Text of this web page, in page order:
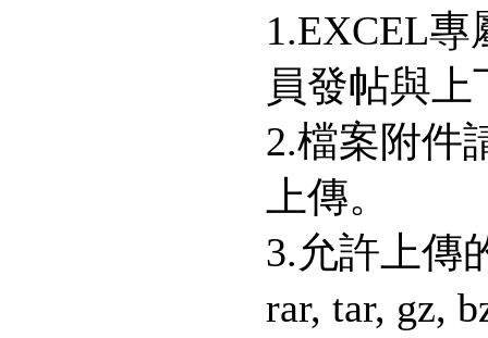
1.EXCEL
員發帖與
2.檔案附件
上傳。
3.允許上傳
rar, tar, gz,